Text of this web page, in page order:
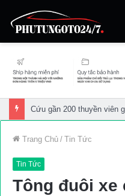
Cứu gần 200 thuyền viên
Trang Chủ / Tin Tức
Tin Tức
Tông đuôi xe